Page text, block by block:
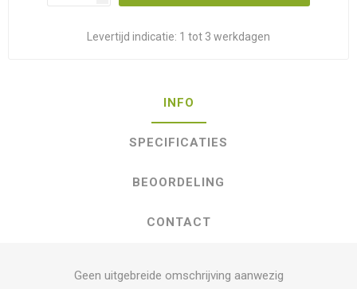
Levertijd indicatie: 1 tot 3 werkdagen
INFO
SPECIFICATIES
BEOORDELING
CONTACT
Geen uitgebreide omschrijving aanwezig